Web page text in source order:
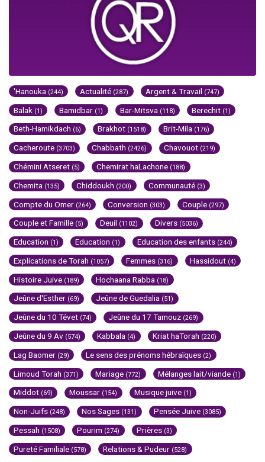
'Hanouka (244) Actualité (287) Argent & Travail (747)
Balak (1) Bamidbar (1) Bar-Mitsva (118) Berechit (1)
Beth-Hamikdach (6) Brakhot (1518) Brit-Mila (176)
Cacheroute (3703) Chabbath (2426) Chavouot (219)
Chémini Atseret (5) Chemirat haLachone (188)
Chemita (135) Chiddoukh (200) Communauté (3)
Compte du Omer (264) Conversion (303) Couple (297)
Couple et Famille (5) Deuil (1102) Divers (5036)
Education (1) Education (1) Education des enfants (244)
Explications de Torah (1057) Femmes (316) Hassidout (4)
Histoire Juive (189) Hochaana Rabba (18)
Jeûne d'Esther (69) Jeûne de Guedalia (51)
Jeûne du 10 Tévet (74) Jeûne du 17 Tamouz (269)
Jeûne du 9 Av (574) Kabbala (4) Kriat haTorah (220)
Lag Baomer (29) Le sens des prénoms hébraïques (2)
Limoud Torah (371) Mariage (772) Mélanges lait/viande (1)
Middot (69) Moussar (154) Musique juive (1)
Non-Juifs (248) Nos Sages (131) Pensée Juive (3085)
Pessah (1508) Pourim (274) Prières (3)
Pureté Familiale (578) Relations & Pudeur (528)